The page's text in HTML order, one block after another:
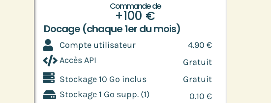
Commande de
+100 €
Docage (chaque 1er du mois)
Compte utilisateur
4.90 €
Accès API
Gratuit
Stockage 10 Go inclus
Gratuit
Stockage 1 Go supp. (1)
0.10 €